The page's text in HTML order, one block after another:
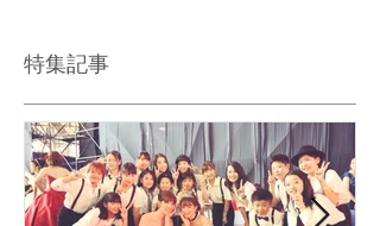
特集記事